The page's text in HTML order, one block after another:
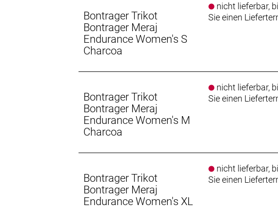
Bontrager Trikot
Bontrager Meraj
Endurance Women's S
Charcoa
nicht lieferbar,
Sie einen
Bontrager Trikot
Bontrager Meraj
Endurance Women's M
Charcoa
nicht lieferbar,
Sie einen
Bontrager Trikot
Bontrager Meraj
Endurance Women's XL
nicht lieferbar,
Sie einen